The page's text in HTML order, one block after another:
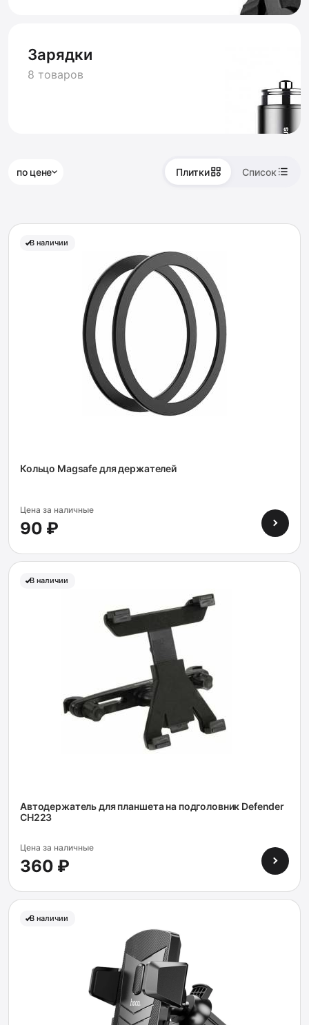
Зарядки
8 товаров
по цене Плитки Список
В наличии
Кольцо Magsafe для держателей
Цена за наличные
90 ₽
В наличии
Автодержатель для планшета на подголовник Defender
CH223
Цена за наличные
360 ₽
В наличии